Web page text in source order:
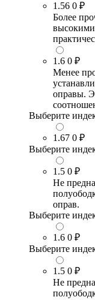
1.56 0 ₽
Более
1.6 0 ₽
Менее
оправы.
Выберите
1.67 0 ₽
Выберите
1.5 0 ₽
Не
оправ.
Выберите
1.6 0 ₽
Выберите
1.5 0 ₽
Не